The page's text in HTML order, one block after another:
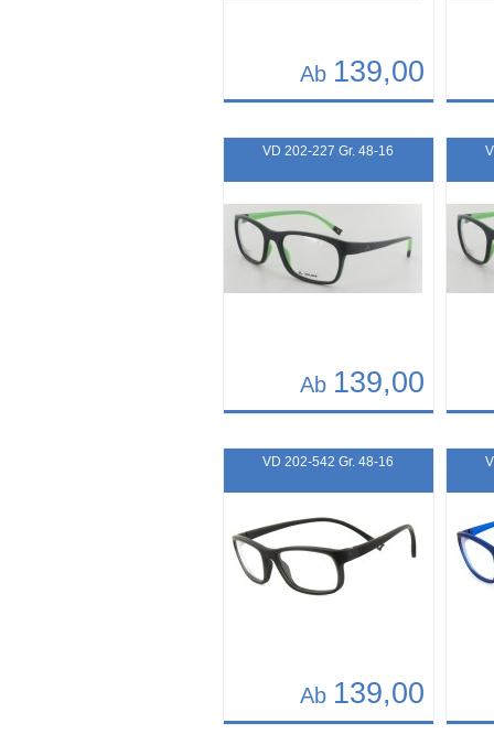
Ab 139,00
Art.-Nr.: 9490 Art.-
VD 202-227 Gr. 48-16
Ab 139,00
Art.-Nr.: 10862 Art.-
VD 202-542 Gr. 48-16
Ab 139,00